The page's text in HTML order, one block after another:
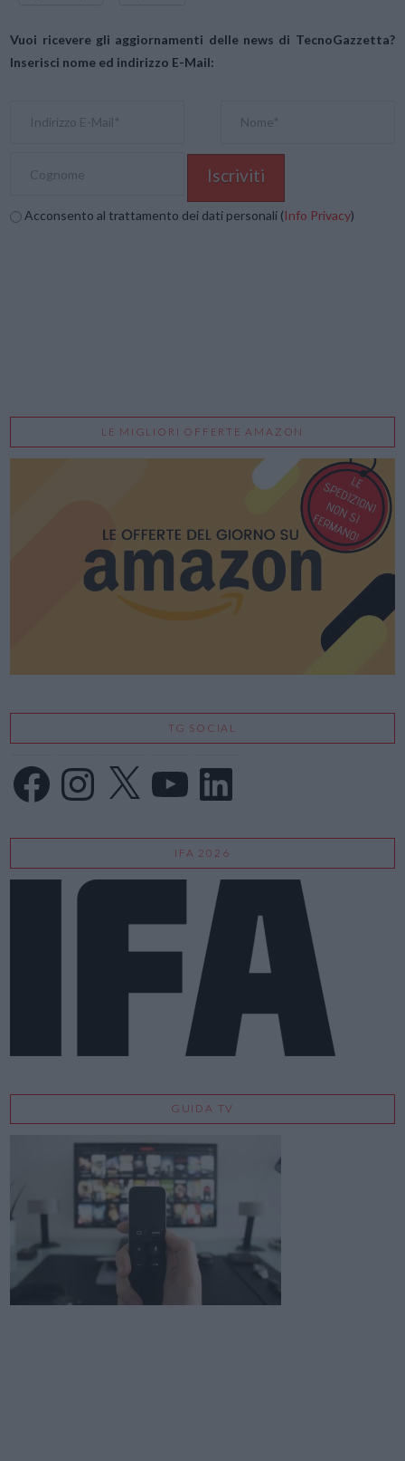
Vuoi ricevere gli aggiornamenti delle news di TecnoGazzetta?
Inserisci nome ed indirizzo E-Mail:
Acconsento al trattamento dei dati personali (Info Privacy)
LE MIGLIORI OFFERTE AMAZON
TG SOCIAL
FacebookInstagram
X LinkedIn
IFA 2026
GUIDA TV